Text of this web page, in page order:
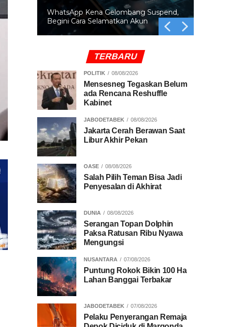
BRIN Ingatkan Orbit Bumi Makin Padat
Ancaman Tabrakan Satelit Mengintai
TERBARU
POLITIK 08/08/2026
Mensesneg Tegaskan Belum
ada Rencana Reshuffle
Kabinet
JABODETABEK 08/08/2026
Jakarta Cerah Berawan Saat
Libur Akhir Pekan
OASE 08/08/2026
Salah Pilih Teman Bisa Jadi
Penyesalan di Akhirat
DUNIA 08/08/2026
Serangan Topan Dolphin
Paksa Ratusan Ribu Nyawa
Mengungsi
NUSANTARA 07/08/2026
Puntung Rokok Bikin 100 Ha
Lahan Banggai Terbakar
JABODETABEK 07/08/2026
Pelaku Penyerangan Remaja